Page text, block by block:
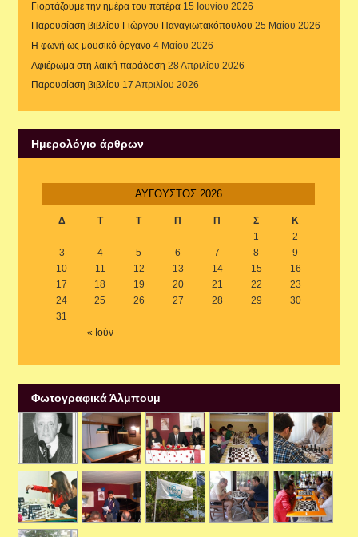
Γιορτάζουμε την ημέρα του πατέρα 15 Ιουνίου 2026
Παρουσίαση βιβλίου Γιώργου Παναγιωτακόπουλου 25 Μαΐου 2026
Η φωνή ως μουσικό όργανο 4 Μαΐου 2026
Αφιέρωμα στη λαϊκή παράδοση 28 Απριλίου 2026
Παρουσίαση βιβλίου 17 Απριλίου 2026
Ημερολόγιο άρθρων
ΑΎΓΟΥΣΤΟΣ 2026
Δ Τ Τ Π Π Σ Κ
« Ιούν
1
2
3
4 5 6 7 8
9
10
11 12 13 14 15
16
17
18 19 20 21 22
23
24
25 26 27 28 29
30
31
Φωτογραφικά Άλμπουμ